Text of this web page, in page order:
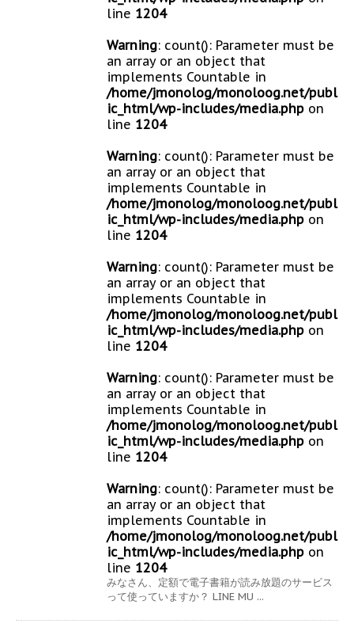
line 1204
Warning: count(): Parameter must be
an array or an object that
implements Countable in
/home/jmonolog/monoloog.net/publ
ic_html/wp-includes/media.php on
line 1204
Warning: count(): Parameter must be
an array or an object that
implements Countable in
/home/jmonolog/monoloog.net/publ
ic_html/wp-includes/media.php on
line 1204
Warning: count(): Parameter must be
an array or an object that
implements Countable in
/home/jmonolog/monoloog.net/publ
ic_html/wp-includes/media.php on
line 1204
Warning: count(): Parameter must be
an array or an object that
implements Countable in
/home/jmonolog/monoloog.net/publ
ic_html/wp-includes/media.php on
line 1204
Warning: count(): Parameter must be
an array or an object that
implements Countable in
/home/jmonolog/monoloog.net/publ
ic_html/wp-includes/media.php on
line 1204
みなさん、定額で電子書籍が読み放題のサービス
って使っていますか？ LINE MU ...